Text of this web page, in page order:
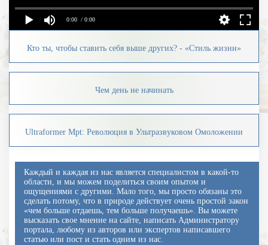
0:00 / 0:00
Кто ты, чтобы ставить себя выше других? - «Стиль жизни»
Чем день не начинать
Ultraformer Mpt: Революция в Ультразвуковом Омоложении
Каждый и каждая из нас является специалистом в какой-то
области, и мы можем поделиться своим опытом и
ощущениями с другими. Мало того, мы просто обязаны это
сделать потому, что в природе действует очень простой закон
«чем больше отдаешь, тем больше получаешь». Вы можете
высказать свое мнение на сайте, написать Администратору
портала, любому из авторов или экспертов написавшего
статью или пост и стать одним из нас.